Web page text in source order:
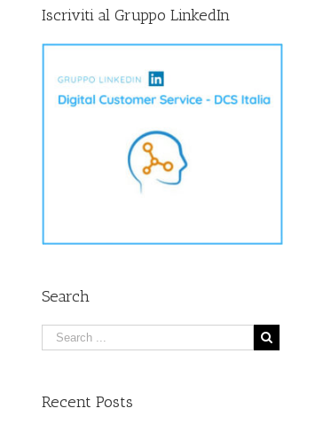
Iscriviti al Gruppo LinkedIn
Search
Recent Posts